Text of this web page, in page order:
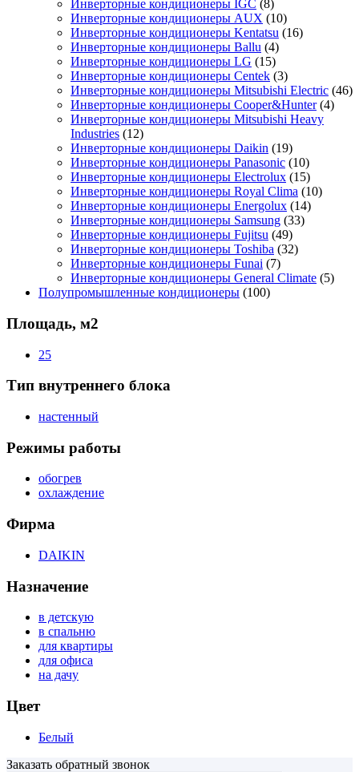
Инверторные кондиционеры IGC (8)
Инверторные кондиционеры AUX (10)
Инверторные кондиционеры Kentatsu (16)
Инверторные кондиционеры Ballu (4)
Инверторные кондиционеры LG (15)
Инверторные кондиционеры Centek (3)
Инверторные кондиционеры Mitsubishi Electric (46)
Инверторные кондиционеры Cooper&Hunter (4)
Инверторные кондиционеры Mitsubishi Heavy
Industries (12)
Инверторные кондиционеры Daikin (19)
Инверторные кондиционеры Panasonic (10)
Инверторные кондиционеры Electrolux (15)
Инверторные кондиционеры Royal Clima (10)
Инверторные кондиционеры Energolux (14)
Инверторные кондиционеры Samsung (33)
Инверторные кондиционеры Fujitsu (49)
Инверторные кондиционеры Toshiba (32)
Инверторные кондиционеры Funai (7)
Инверторные кондиционеры General Climate (5)
Полупромышленные кондиционеры (100)
Площадь, м2
25
Тип внутреннего блока
настенный
Режимы работы
обогрев
охлаждение
Фирма
DAIKIN
Назначение
в детскую
в спальню
для квартиры
для офиса
на дачу
Цвет
Белый
Заказать обратный звонок